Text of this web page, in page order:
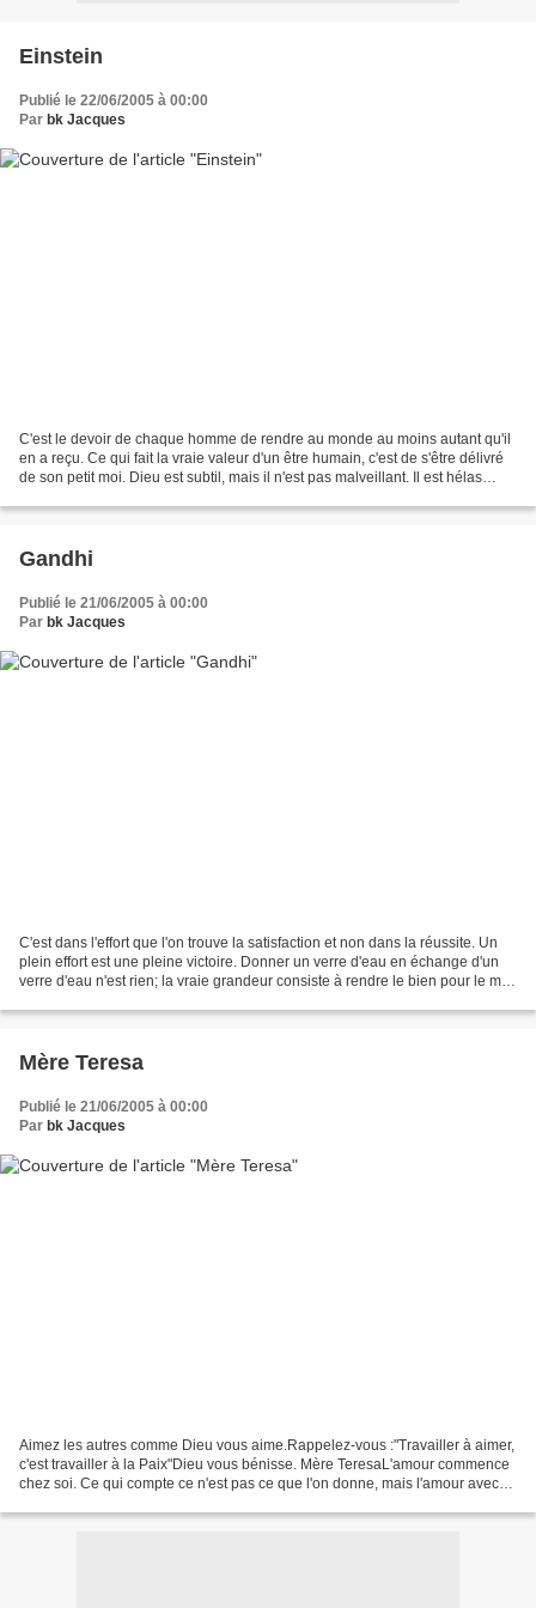
Einstein
Publié le 22/06/2005 à 00:00
Par bk Jacques
C'est le devoir de chaque homme de rendre au monde au moins autant qu'il
en a reçu. Ce qui fait la vraie valeur d'un être humain, c'est de s'être délivré
de son petit moi. Dieu est subtil, mais il n'est pas malveillant. Il est hélas
Gandhi
Publié le 21/06/2005 à 00:00
Par bk Jacques
C'est dans l'effort que l'on trouve la satisfaction et non dans la réussite. Un
plein effort est une pleine victoire. Donner un verre d'eau en échange d'un
verre d'eau n'est rien; la vraie grandeur consiste à rendre le bien pour le mal.
Mère Teresa
Publié le 21/06/2005 à 00:00
Par bk Jacques
Aimez les autres comme Dieu vous aime.Rappelez-vous :"Travailler à aimer,
c'est travailler à la Paix"Dieu vous bénisse. Mère TeresaL'amour commence
chez soi. Ce qui compte ce n'est pas ce que l'on donne, mais l'amour avec